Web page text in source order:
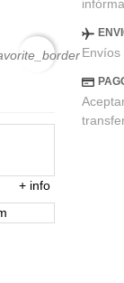
+ info
Envíos